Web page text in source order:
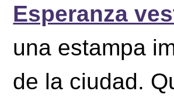
Esperanza
una estampa
de la ciudad.